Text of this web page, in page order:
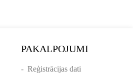
PAKALPOJUMI
- Reģistrācijas dati